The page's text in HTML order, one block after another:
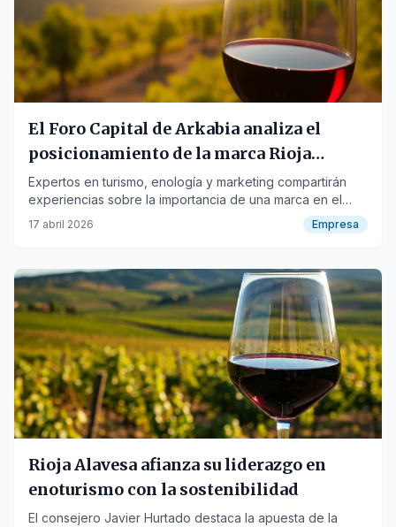
El Foro Capital de Arkabia analiza el
posicionamiento de la marca Rioja
Alavesa
Expertos en turismo, enología y marketing compartirán
experiencias sobre la importancia de una marca en el
mercado global del vino.
17 abril 2026 Empresa
Rioja Alavesa afianza su liderazgo en
enoturismo con la sostenibilidad
El consejero Javier Hurtado destaca la apuesta de la